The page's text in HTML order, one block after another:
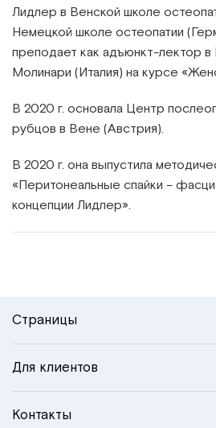
Лидлер в Венской школе
Немецкой школе остеопатии
преподает как адъюнкт-лектор в
Молинари (Италия) на курсе
В 2020 г. основала Центр
рубцов в Вене (Австрия).
В 2020 г. она выпустила
«Перитонеальные спайки –
концепции Лидлер».
Страницы
Для клиентов
Контакты